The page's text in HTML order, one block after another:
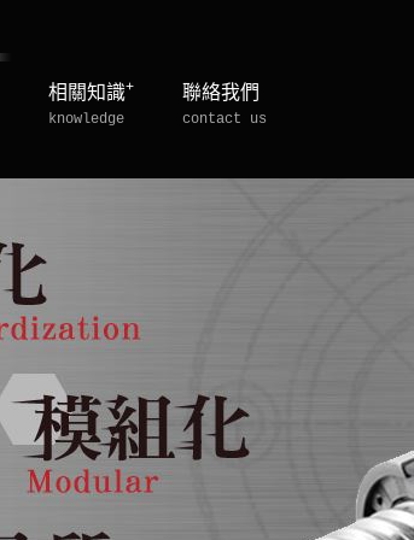
相關知識+
knowledge
聯絡我們
contact us